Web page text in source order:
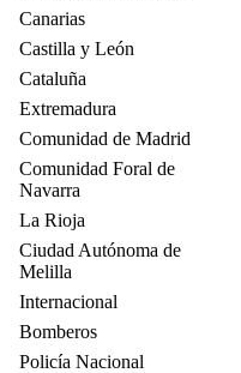
Canarias
Castilla y León
Cataluña
Extremadura
Comunidad de Madrid
Comunidad Foral de
Navarra
La Rioja
Ciudad Autónoma de
Melilla
Internacional
Bomberos
Policía Nacional